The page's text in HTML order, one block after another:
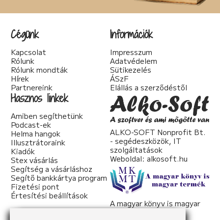
Teológia (2)
Történelmi (25)
Urban Fantasy (3)
Válogatott írások (22)
woman's fiction (2)
young adult (2)
Cégünk
Kapcsolat
Rólunk
Rólunk mondták
Hírek
Partnereink
Információk
Impresszum
Adatvédelem
Sütikezelés
ÁSzF
Elállás a szerződéstől
Hasznos linkek
Amiben segíthetünk
Podcast-ek
Helma hangok
Illusztrátoraink
Kiadók
Stex vásárlás
Segítség a vásárláshoz
Segítő bankkártya program
Fizetési pont
Értesítési beállítások
ALKO-SOFT Nonprofit Bt.
- segédeszközök, IT
szolgáltatások
Weboldal: alkosoft.hu
A magyar könyv is magyar
termék